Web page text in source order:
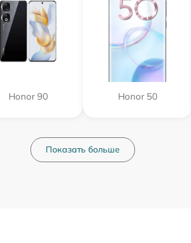
Honor 90 Honor 50
Показать больше